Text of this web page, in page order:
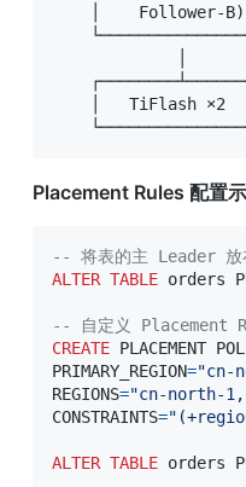
│    Follower-
│   TiFlash ×2
Placement Rules 配置
-- 将表的主 Leader 放
ALTER TABLE orders
-- 自定义 Placement
CREATE PLACEMENT
PRIMARY_REGION="cn-
REGIONS="cn-north-
CONSTRAINTS=
ALTER TABLE orders